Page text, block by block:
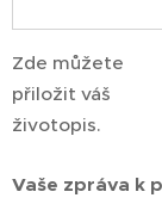
Zde můžete
přiložit váš
životopis.
Vaše zpráva k